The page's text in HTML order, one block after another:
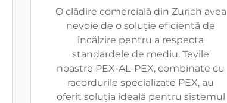
O clădire comercială din Zurich avea
nevoie de o soluție eficientă de
încălzire pentru a respecta
standardele de mediu. Țevile
noastre PEX-AL-PEX, combinate cu
racordurile specializate PEX, au
oferit soluția ideală pentru sistemul